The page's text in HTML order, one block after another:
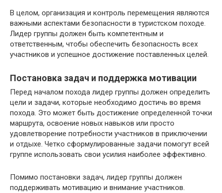
В целом, организация и контроль перемещения являются
важными аспектами безопасности в туристском походе.
Лидер группы должен быть компетентным и
ответственным, чтобы обеспечить безопасность всех
участников и успешное достижение поставленных целей.
Постановка задач и поддержка мотивации
Перед началом похода лидер группы должен определить
цели и задачи, которые необходимо достичь во время
похода. Это может быть достижение определенной точки
маршрута, освоение новых навыков или просто
удовлетворение потребности участников в приключении
и отдыхе. Четко сформулированные задачи помогут всей
группе использовать свои усилия наиболее эффективно.
Помимо постановки задач, лидер группы должен
поддерживать мотивацию и внимание участников.